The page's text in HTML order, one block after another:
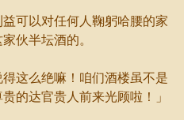
可以对任何人鞠躬哈腰的家
伙半坛酒的。
这么绝嘛！咱们酒楼虽不是
的达官贵人前来光顾啦！」